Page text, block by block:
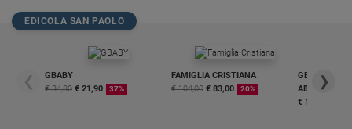
Pubblicità
Redazione
EDICOLA SAN PAOLO
❮
GBABY
€ 34,80 € 21,90 37%
FAMIGLIA CRISTIANA
€ 104,00 € 83,00 20%
GBABY
€ 16,99
❯